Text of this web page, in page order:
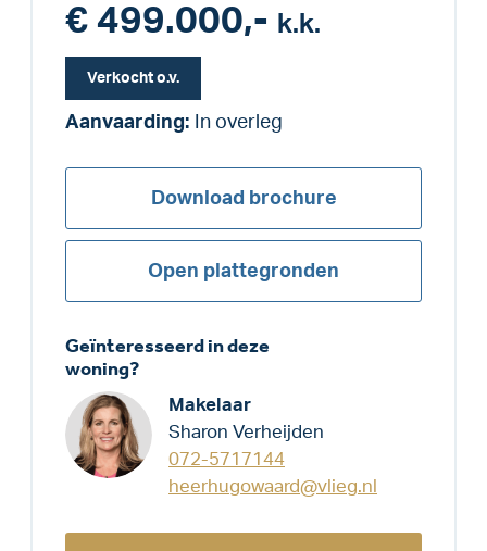
€ 499.000,- k.k.
Verkocht o.v.
Aanvaarding: In overleg
Download brochure
Open plattegronden
Geïnteresseerd in deze
woning?
Makelaar
Sharon Verheijden
072-5717144
heerhugowaard@vlieg.nl